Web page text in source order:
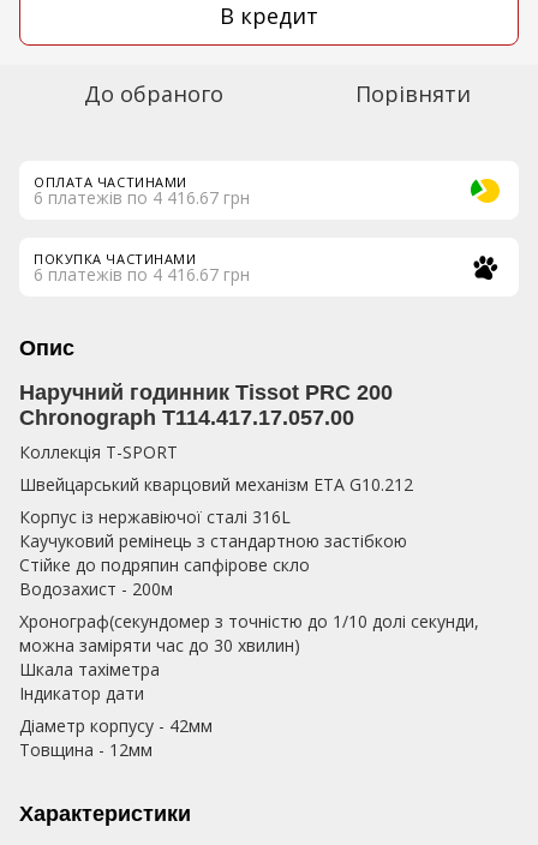
В кредит
До обраного Порівняти
ОПЛАТА ЧАСТИНАМИ
6 платежів по 4 416.67 грн
ПОКУПКА ЧАСТИНАМИ
6 платежів по 4 416.67 грн
Опис
Наручний годинник Tissot PRC 200
Chronograph T114.417.17.057.00
Коллекція T-SPORT
Швейцарський кварцовий механізм ETA G10.212
Корпус із нержавіючої сталі 316L
Каучуковий ремінець з стандартною застібкою
Стійке до подряпин сапфірове скло
Водозахист - 200м
Хронограф(секундомер з точністю до 1/10 долі секунди,
можна заміряти час до 30 хвилин)
Шкала тахіметра
Індикатор дати
Діаметр корпусу - 42мм
Товщина - 12мм
Характеристики